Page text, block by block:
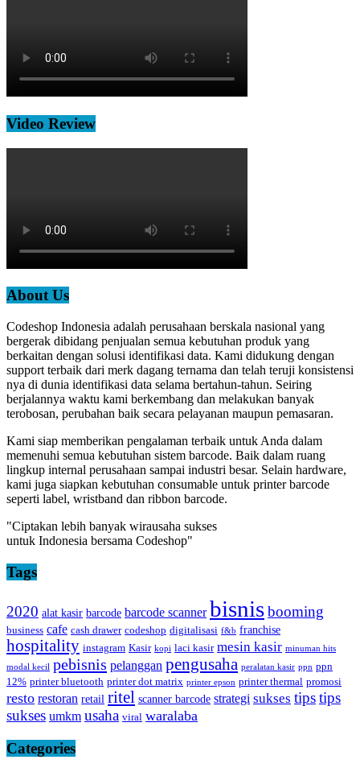
Video Review
About Us
Codeshop Indonesia adalah perusahaan berskala nasional yang
bergerak dibidang penjualan semua kebutuhan produk yang
berkaitan dengan solusi identifikasi data. Kami didukung dengan
support terbaik dari merk dagang ternama dan telah teruji konsistensi
nya di dunia identifikasi data selama bertahun-tahun. Seiring
berjalannya waktu kami berkembang dan melakukan banyak
terobosan, perubahan baik secara pelayanan maupun pemasaran.
Kami siap memberikan pengalaman terbaik untuk Anda dalam
memenuhi semua kebutuhan sistem barcode. Baik dalam ruang
lingkup internal perusahaan sampai industri besar. Selain hardware,
kami juga siapkan kebutuhan consumable untuk printer barcode
seperti label, wristband dan ribbon barcode.
"Ciptakan lebih banyak wirausaha sukses
untuk Indonesia bersama Codeshop"
Tags
2020 alat kasir barcode barcode scanner bisnisbooming
business cafe cash drawer codeshop digitalisasi f&b franchise
hospitality instagram Kasir kopi laci kasir mesin kasir minuman hits
modal kecil pebisnis pelanggan pengusaha peralatan kasir ppn ppn
12% printer bluetooth printer dot matrix printer epson printer thermal promosi
resto restoran retail ritel scanner barcode strategi sukses tipstips
sukses umkm usaha viral waralaba
Categories